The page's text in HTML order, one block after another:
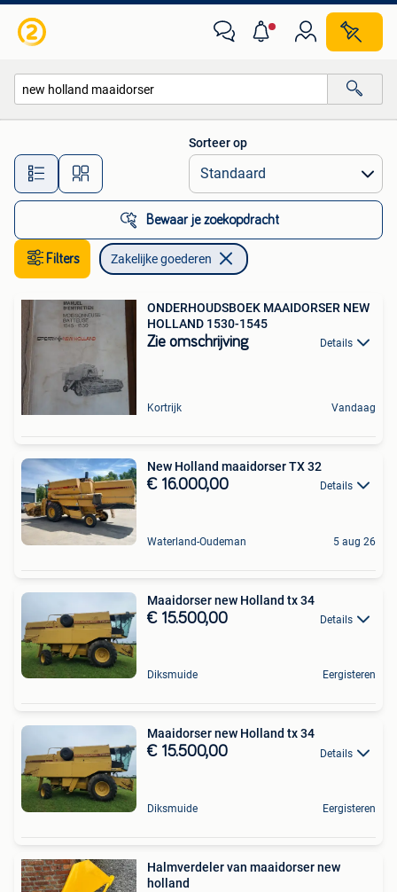
Alle afstanden…
Sorteer op
Bewaar je zoekopdracht
Filters Zakelijke goederen
ONDERHOUDSBOEK MAAIDORSER NEW
HOLLAND 1530-1545
Zie omschrijving Details
Kortrijk Vandaag
New Holland maaidorser TX 32
€ 16.000,00 Details
Waterland-Oudeman 5 aug 26
Maaidorser new Holland tx 34
€ 15.500,00 Details
Diksmuide Eergisteren
Maaidorser new Holland tx 34
€ 15.500,00 Details
Diksmuide Eergisteren
Halmverdeler van maaidorser new
holland